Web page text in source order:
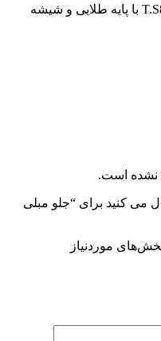
قیمت جلومبلی اداری انرژی مدل T.S880 با پایه طلایی و شیشه
نشده است.
می کنید برای “جلو مبلی
موردنیاز